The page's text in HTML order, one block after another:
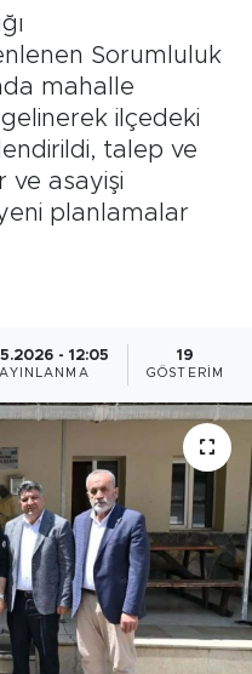
Sorumluluk
mahalle
ilçedeki
talep ve
ve asayişi
planlamalar
- 12:05 19
GÖSTERIM